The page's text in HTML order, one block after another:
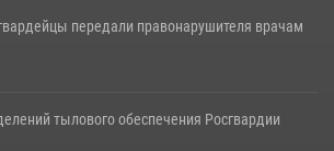
передали правонарушителя врачам
тылового обеспечения Росгвардии